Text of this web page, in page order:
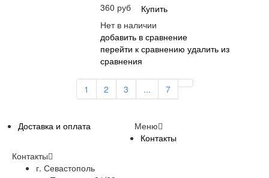
360 руб
Купить
Нет в наличии
добавить в сравнение
перейти к сравнению удалить из
сравнения
1 2 3 ... 7
Меню
Доставка и оплата
Контакты
Контакты
г. Севастополь